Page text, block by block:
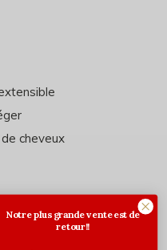
cheveux
Notre plus grande vente est de
retour!!